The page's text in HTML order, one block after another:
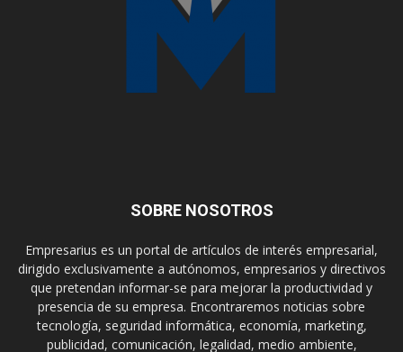
SOBRE NOSOTROS
Empresarius es un portal de artículos de interés empresarial,
dirigido exclusivamente a autónomos, empresarios y directivos
que pretendan informar-se para mejorar la productividad y
presencia de su empresa. Encontraremos noticias sobre
tecnología, seguridad informática, economía, marketing,
publicidad, comunicación, legalidad, medio ambiente,